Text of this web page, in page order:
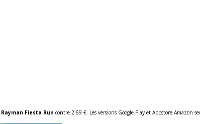
Rayman Fiesta Run contre 2.69 €. Les versions Google Play et Appstore Amazon